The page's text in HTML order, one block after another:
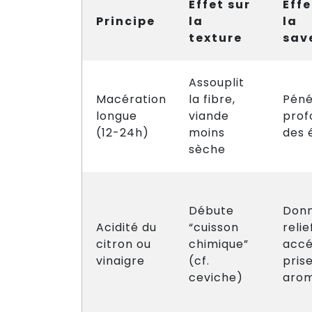
Principe
Effet sur
la
texture
la
Macération
longue
(12-24h)
Assouplit
la fibre,
viande
moins
sèche
des
Acidité du
citron ou
vinaigre
Débute
“cuisson
chimique”
(cf.
ceviche)